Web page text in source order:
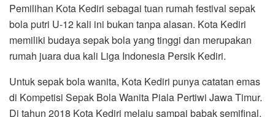
Pemilihan Kota Kediri sebagai tuan rumah festival sepak
bola putri U-12 kali ini bukan tanpa alasan. Kota Kediri
memiliki budaya sepak bola yang tinggi dan merupakan
rumah juara dua kali Liga Indonesia Persik Kediri.
Untuk sepak bola wanita, Kota Kediri punya catatan emas
di Kompetisi Sepak Bola Wanita Piala Pertiwi Jawa Timur.
Di tahun 2018 Kota Kediri melaju sampai babak semifinal,